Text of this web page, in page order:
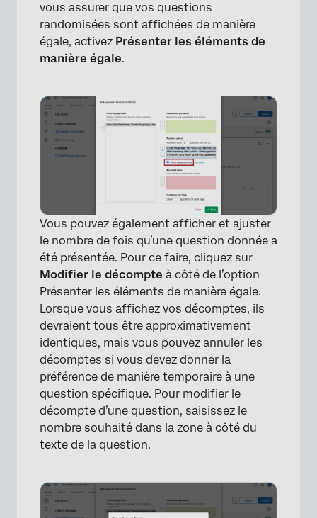
×
vous assurer que vos questions
randomisées sont affichées de manière
égale, activez Présenter les éléments de
manière égale.
Vous pouvez également afficher et ajuster
le nombre de fois qu’une question donnée a
été présentée. Pour ce faire, cliquez sur
Modifier le décompte à côté de l’option
Présenter les éléments de manière égale.
Lorsque vous affichez vos décomptes, ils
devraient tous être approximativement
identiques, mais vous pouvez annuler les
décomptes si vous devez donner la
préférence de manière temporaire à une
question spécifique. Pour modifier le
décompte d’une question, saisissez le
nombre souhaité dans la zone à côté du
texte de la question.